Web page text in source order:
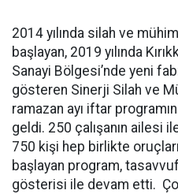
2014 yılında silah ve
başlayan, 2019 yılında
Sanayi Bölgesi’nde yeni
gösteren Sinerji Silah ve
ramazan ayı iftar
geldi. 250 çalışanın ailesi
750 kişi hep birlikte
başlayan program,
gösterisi ile devam etti.